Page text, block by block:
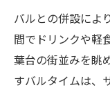
バルとの併設によ
間でドリンクや軽
葉台の街並みを眺
すバルタイムは、